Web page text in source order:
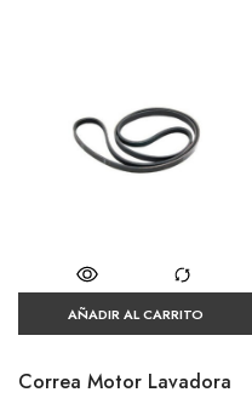
AÑADIR AL CARRITO
Correa Motor Lavadora